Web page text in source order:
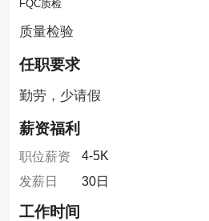
FQC质检
质量检验
任职要求
勤劳，少请假
薪资福利
职位薪资
4-5K
发薪日
30日
工作时间